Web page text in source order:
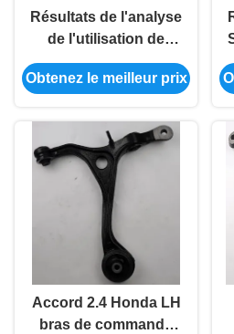
Résultats de l'analyse
de l'utilisation de
l'équipement
Obtenez le meilleur prix
Accord 2.4 Honda LH
bras de commande